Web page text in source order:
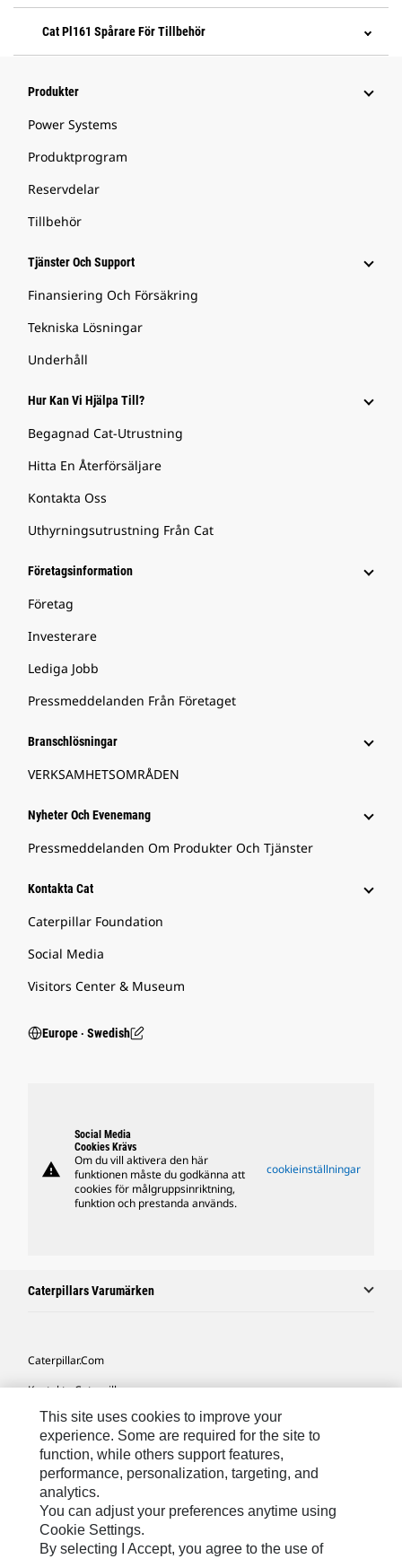
Cat Pl161 Spårare För Tillbehör
Produkter
Power Systems
Produktprogram
Reservdelar
Tillbehör
Tjänster Och Support
Finansiering Och Försäkring
Tekniska Lösningar
Underhåll
Hur Kan Vi Hjälpa Till?
Begagnad Cat-Utrustning
Hitta En Återförsäljare
Kontakta Oss
Uthyrningsutrustning Från Cat
Företagsinformation
Företag
Investerare
Lediga Jobb
Pressmeddelanden Från Företaget
Branschlösningar
VERKSAMHETSOMRÅDEN
Nyheter Och Evenemang
Pressmeddelanden Om Produkter Och Tjänster
Kontakta Cat
Caterpillar Foundation
Social Media
Visitors Center & Museum
Europe ‧ Swedish
warning
Social Media
Cookies Krävs
Om du vill aktivera den här
funktionen måste du godkänna att
cookies för målgruppsinriktning,
funktion och prestanda används.
cookieinställningar
Caterpillars Varumärken
Caterpillar.com
Kontakta Caterpillar
Mina Marknadsföringspreferenser
Platskarta
Cookie Settings
Juridiskt
Sekretess
This site uses cookies to improve your
experience. Some are required for the site to
function, while others support features,
performance, personalization, targeting, and
analytics.
You can adjust your preferences anytime using
Cookie Settings.
By selecting I Accept, you agree to the use of